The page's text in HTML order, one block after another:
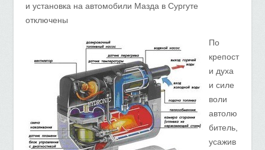
и установка на автомобили Мазда в Сургуте
отключены
По
крепост
и духа
и силе
воли
автолю
битель,
усажив